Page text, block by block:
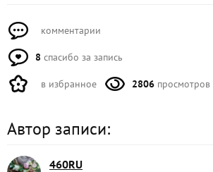
комментарии
8 спасибо за запись
в избранное 2806 просмотров
Автор записи:
460RU